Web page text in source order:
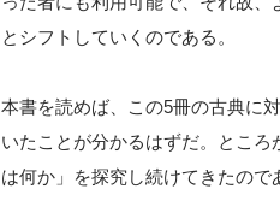
とシフトしていくのである。
本書を読めば、この5冊の古典に
いたことが分かるはずだ。とこ
は何か」を探究し続けてきたので